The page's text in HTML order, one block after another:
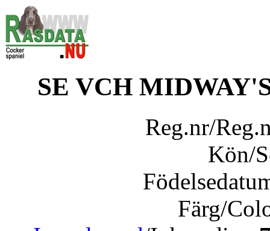
SE VCH
Reg.nr/
Kön/
Färg/